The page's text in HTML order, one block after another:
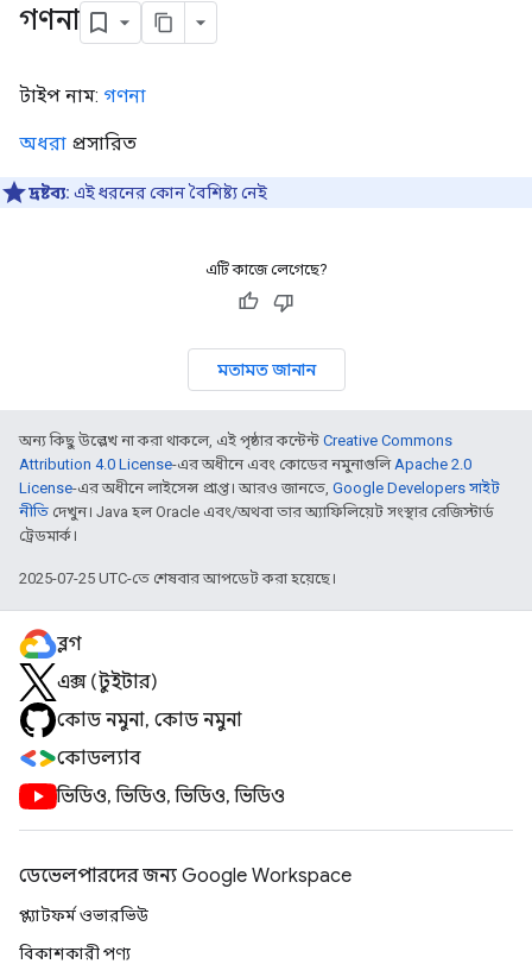
গণনা
টাইপ নাম: গণনা
অধরা প্রসারিত
দ্রষ্টব্য: এই ধরনের কোন বৈশিষ্ট্য নেই
এটি কাজে লেগেছে?
মতামত জানান
অন্য কিছু উল্লেখ না করা থাকলে, এই পৃষ্ঠার কন্টেন্ট Creative Commons
Attribution 4.0 License-এর অধীনে এবং কোডের নমুনাগুলিApache 2.0
License-এর অধীনে লাইসেন্স প্রাপ্ত। আরও জানতে, Google Developers সাইট
নীতি দেখুন। Java হল Oracle এবং/অথবা তার অ্যাফিলিয়েট সংস্থার রেজিস্টার্ড
ট্রেডমার্ক।
2025-07-25 UTC-তে শেষবার আপডেট করা হয়েছে।
ব্লগ
এক্স (টুইটার)
কোড নমুনা, কোড নমুনা
কোডল্যাব
ভিডিও, ভিডিও, ভিডিও, ভিডিও
ডেভেলপারদের জন্য Google Workspace
প্ল্যাটফর্ম ওভারভিউ
বিকাশকারী পণ্য